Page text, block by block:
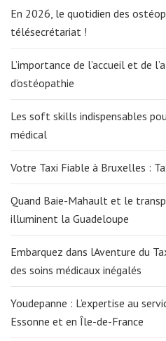
En 2026, le quotidien des
télésecrétariat !
L’importance de l’accueil et de
d’ostéopathie
Les soft skills indispensables
médical
Votre Taxi Fiable à Bruxelles :
Quand Baie-Mahault et le
illuminent la Guadeloupe
Embarquez dans lAventure du
des soins médicaux inégalés
Youdepanne : L’expertise au
Essonne et en Île-de-France